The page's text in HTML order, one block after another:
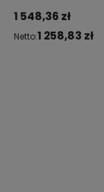
1 548,36 zł
Netto:1 258,83 zł